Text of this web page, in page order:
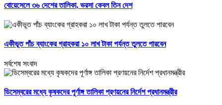
বোয়েসেলে ৩৬ দেশের তালিকা, ভরসা কেবল তিন দেশ
একীভূত পাঁচ ব্যাংকের গ্রাহকরা ১০ লাখ টাকা পর্যন্ত তুলতে পারবেন
সর্বশেষ সংবাদ
ডিসেম্বরের মধ্যে কৃষকদের পূর্ণাঙ্গ তালিকা প্রণয়নের নির্দেশ প্রধানমন্ত্রীর